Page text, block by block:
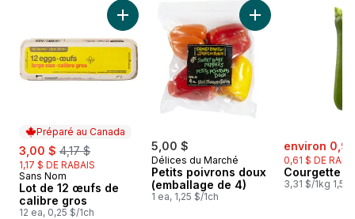
Préparé au Canada
sale:
3,00 $ , formerly:
4,17 $
1,17 $ DE RABAIS
Préparé au Canada
Sans Nom
Lot de 12 œufs de
calibre gros
12 ea, 0,25 $/1ch
Ajouter Lot de 12 œufs de calibre gros au
5,00 $
Délices du Marché
Petits poivrons doux
(emballage de 4)
1 ea, 1,25 $/1ch
Ajouter Petits
sale:
environ
0,61 $ DE
Courgette
3,31 $/1kg 1,50